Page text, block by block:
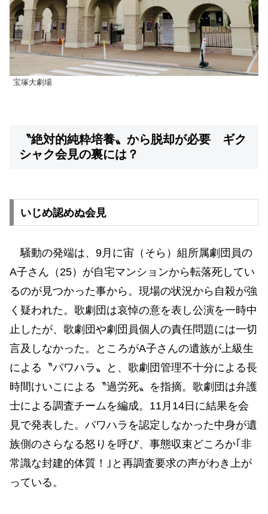
宝塚大劇場
〝絶対的純粋培養〟から脱却が必要 ギク
シャク会見の裏には？
いじめ認めぬ会見
騒動の発端は、9月に宙（そら）組所属劇団員の
A子さん（25）が自宅マンションから転落死してい
るのが見つかった事から。現場の状況から自殺が強
く疑われた。歌劇団は哀悼の意を表し公演を一時中
止したが、歌劇団や劇団員個人の責任問題には一切
言及しなかった。ところがA子さんの遺族が上級生
による〝パワハラ〟と、歌劇団管理不十分による長
時間けいこによる〝過労死〟を指摘。歌劇団は弁護
士による調査チームを編成。11月14日に結果を会
見で発表した。パワハラを認定しなかった中身が遺
族側のさらなる怒りを呼び、事態収束どころか｢非
常識な封建的体質！｣と再調査要求の声がわき上が
っている。